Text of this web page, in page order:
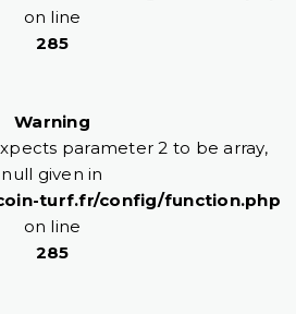
on line
285
Warning
parameter 2 to be array,
null given in
turf.fr/config/function.php
on line
285